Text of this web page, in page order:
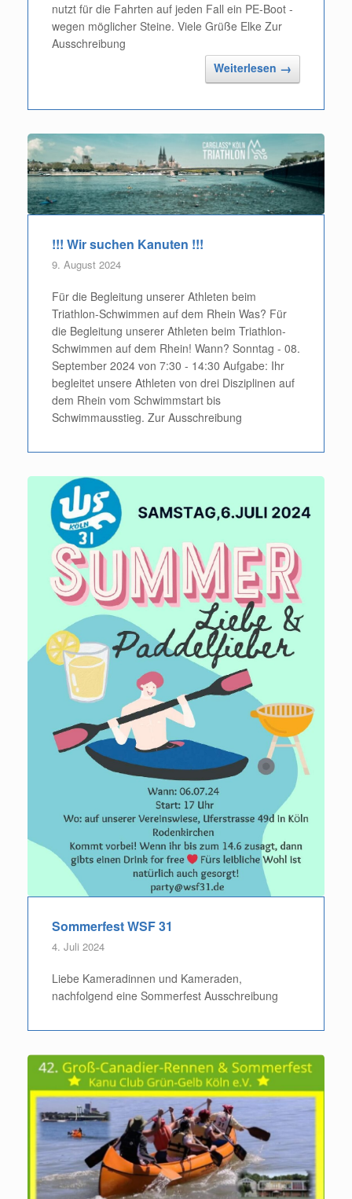
nutzt für die Fahrten auf jeden Fall ein PE-Boot -
wegen möglicher Steine. Viele Grüße Elke Zur
Ausschreibung
Weiterlesen →
!!! Wir suchen Kanuten !!!
9. August 2024
Für die Begleitung unserer Athleten beim
Triathlon-Schwimmen auf dem Rhein Was? Für
die Begleitung unserer Athleten beim Triathlon-
Schwimmen auf dem Rhein! Wann? Sonntag - 08.
September 2024 von 7:30 - 14:30 Aufgabe: Ihr
begleitet unsere Athleten von drei Disziplinen auf
dem Rhein vom Schwimmstart bis
Schwimmausstieg. Zur Ausschreibung
Sommerfest WSF 31
4. Juli 2024
Liebe Kameradinnen und Kameraden,
nachfolgend eine Sommerfest Ausschreibung